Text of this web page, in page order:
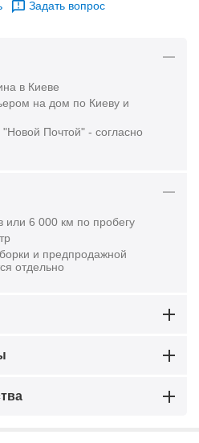
Задать вопрос
в Киеве
на дом по Киеву и
Почтой" - согласно
6 000 км по пробегу
и предпродажной
отдельно